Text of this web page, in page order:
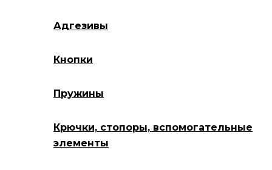
Адгезивы
Кнопки
Пружины
Крючки, стопоры, вспомогательные
элементы